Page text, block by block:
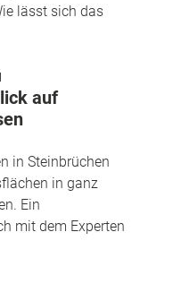
lässt sich das
auf
in Steinbrüchen
in ganz
Ein
mit dem Experten